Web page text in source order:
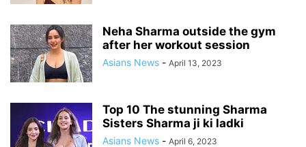
Neha Sharma outside the gym
after her workout session
Asians News - April 13, 2023
Top 10 The stunning Sharma
Sisters Sharma ji ki ladki
Asians News - April 6, 2023